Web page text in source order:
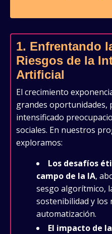
1. Enfrentando
Riesgos de la
Artificial
El crecimiento
grandes oportunidades,
intensificado
sociales. En nuestros
exploramos:
Los desafíos
campo de la IA,
sesgo algorítmico,
sostenibilidad y los
automatización.
El impacto de